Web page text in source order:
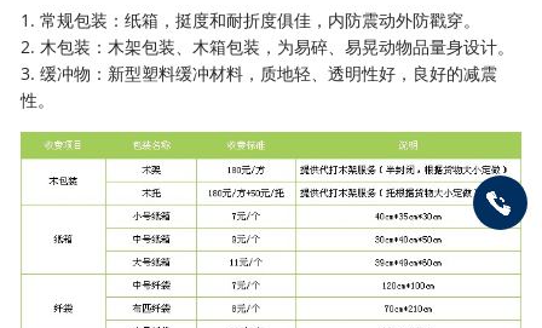
1. 常规包装：纸箱，挺度和耐折度俱佳，内防震动外防戳穿。
2. 木包装：木架包装、木箱包装，为易碎、易晃动物品量身设计。
3. 缓冲物：新型塑料缓冲材料，质地轻、透明性好，良好的减震
性。